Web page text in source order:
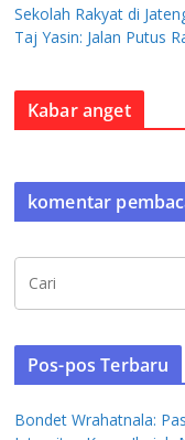
Sekolah Rakyat di
Taj Yasin: Jalan Putus
Kabar anget
komentar
Pos-pos Terbaru
Bondet Wrahatnala: